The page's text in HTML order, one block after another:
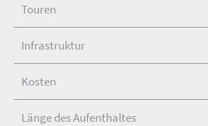
Touren
Infrastruktur
Kosten
Länge des Aufenthaltes